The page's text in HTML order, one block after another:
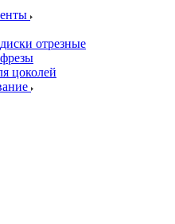
отрезные
цоколей